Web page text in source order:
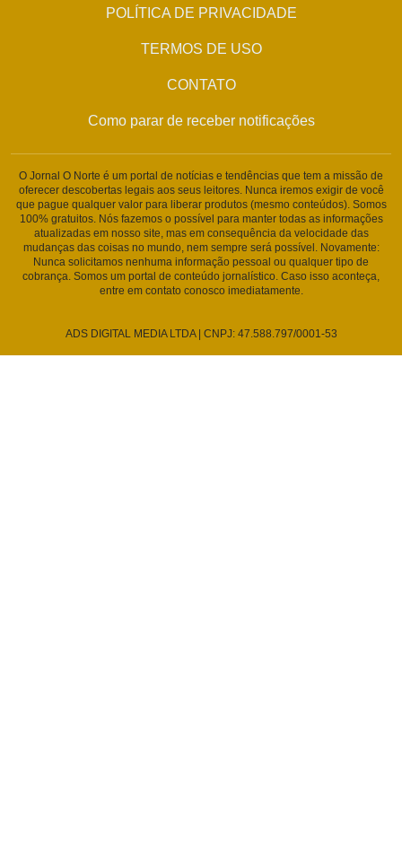
POLÍTICA DE PRIVACIDADE
TERMOS DE USO
CONTATO
Como parar de receber notificações
O Jornal O Norte é um portal de notícias e tendências que tem a missão de
oferecer descobertas legais aos seus leitores. Nunca iremos exigir de você
que pague qualquer valor para liberar produtos (mesmo conteúdos). Somos
100% gratuitos. Nós fazemos o possível para manter todas as informações
atualizadas em nosso site, mas em consequência da velocidade das
mudanças das coisas no mundo, nem sempre será possível. Novamente:
Nunca solicitamos nenhuma informação pessoal ou qualquer tipo de
cobrança. Somos um portal de conteúdo jornalístico. Caso isso aconteça,
entre em contato conosco imediatamente.
ADS DIGITAL MEDIA LTDA | CNPJ: 47.588.797/0001-53